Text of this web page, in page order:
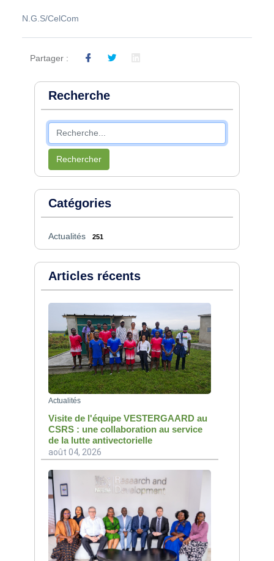
N.G.S/CelCom
Partager :
Recherche
Rechercher
Catégories
Actualités 251
Articles récents
Actualités
Visite de l'équipe VESTERGAARD au
CSRS : une collaboration au service
de la lutte antivectorielle
août 04, 2026